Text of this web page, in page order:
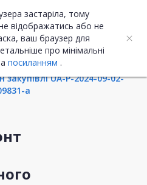
застаріла, тому
відображатись або не
ваш браузер для
про мінімальні
посиланням .
UA ENG
про закупівлю
UA-P-2024-09-02-
a